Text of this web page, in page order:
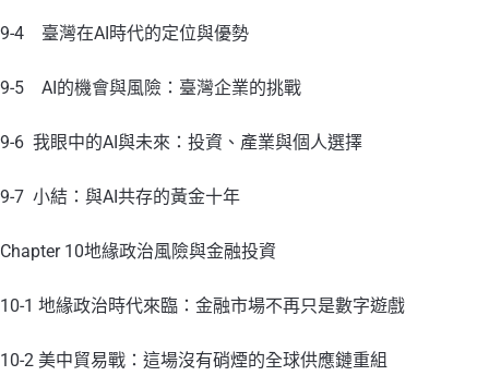
9-4 臺灣在AI時代的定位與優勢
9-5 AI的機會與風險：臺灣企業的挑戰
9-6 我眼中的AI與未來：投資、產業與個人選擇
9-7 小結：與AI共存的黃金十年
Chapter 10地緣政治風險與金融投資
10-1 地緣政治時代來臨：金融市場不再只是數字遊戲
10-2 美中貿易戰：這場沒有硝煙的全球供應鏈重組